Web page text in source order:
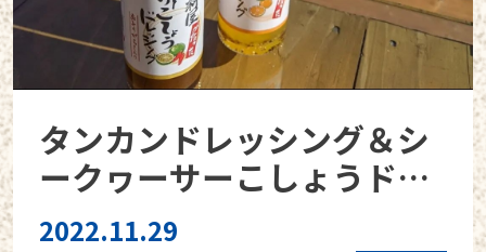
タンカンドレッシング＆シ
ークヮーサーこしょうドレ
ッシング
2022.11.29